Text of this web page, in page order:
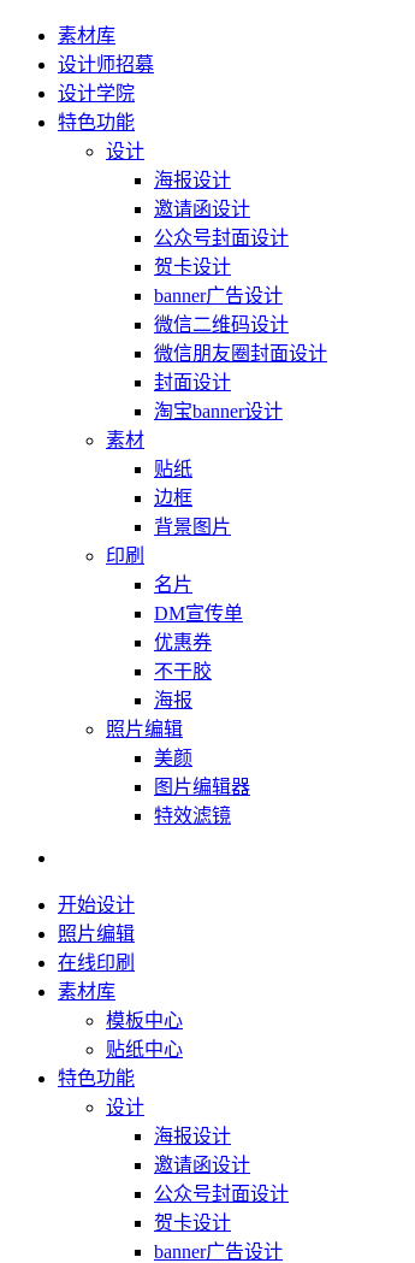
素材库
设计师招募
设计学院
特色功能
设计
海报设计
邀请函设计
公众号封面设计
贺卡设计
banner广告设计
微信二维码设计
微信朋友圈封面设计
封面设计
淘宝banner设计
素材
贴纸
边框
背景图片
印刷
名片
DM宣传单
优惠券
不干胶
海报
照片编辑
美颜
图片编辑器
特效滤镜
开始设计
照片编辑
在线印刷
素材库
模板中心
贴纸中心
特色功能
设计
海报设计
邀请函设计
公众号封面设计
贺卡设计
banner广告设计